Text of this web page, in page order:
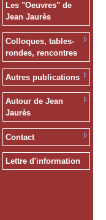
Les "Oeuvres" de
Jean Jaurès
Colloques, tables-
rondes, rencontres
Autres publications
Autour de Jean
Jaurès
Contact
Lettre d'information